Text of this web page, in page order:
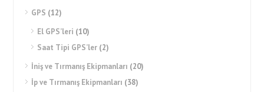
GPS (12)
El GPS’leri (10)
Saat Tipi GPS’ler (2)
İniş ve Tırmanış Ekipmanları (20)
İp ve Tırmanış Ekipmanları (38)